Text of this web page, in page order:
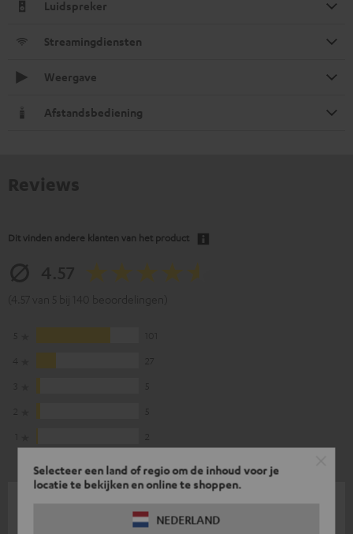
Selecteer een land of regio om de inhoud voor je
locatie te bekijken en online te shoppen.
NEDERLAND
Luidspreker
Streamingdiensten
Weergave
Afstandsbediening
Dit vinden andere klanten van het product